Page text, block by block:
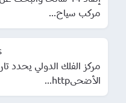
مركب سياح...
مركز الفلك الدولي يحدد
الأضحىhttp...